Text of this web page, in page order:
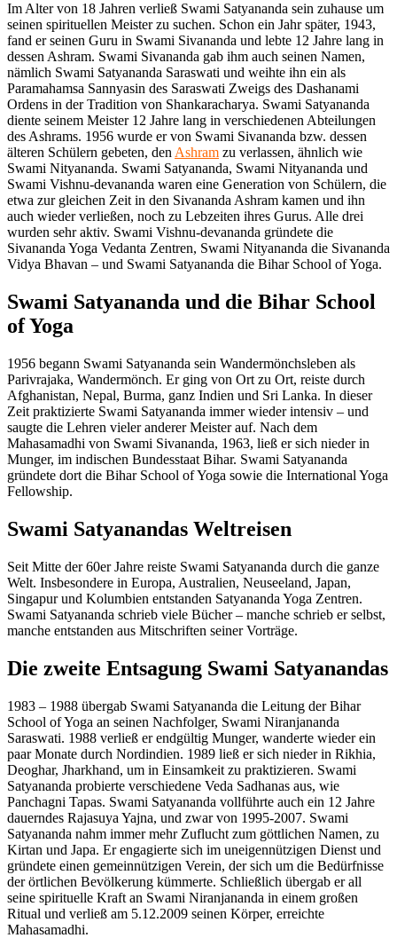
Im Alter von 18 Jahren verließ Swami Satyananda sein zuhause um
seinen spirituellen Meister zu suchen. Schon ein Jahr später, 1943,
fand er seinen Guru in Swami Sivananda und lebte 12 Jahre lang in
dessen Ashram. Swami Sivananda gab ihm auch seinen Namen,
nämlich Swami Satyananda Saraswati und weihte ihn ein als
Paramahamsa Sannyasin des Saraswati Zweigs des Dashanami
Ordens in der Tradition von Shankaracharya. Swami Satyananda
diente seinem Meister 12 Jahre lang in verschiedenen Abteilungen
des Ashrams. 1956 wurde er von Swami Sivananda bzw. dessen
älteren Schülern gebeten, den Ashram zu verlassen, ähnlich wie
Swami Nityananda. Swami Satyananda, Swami Nityananda und
Swami Vishnu-devananda waren eine Generation von Schülern, die
etwa zur gleichen Zeit in den Sivananda Ashram kamen und ihn
auch wieder verließen, noch zu Lebzeiten ihres Gurus. Alle drei
wurden sehr aktiv. Swami Vishnu-devananda gründete die
Sivananda Yoga Vedanta Zentren, Swami Nityananda die Sivananda
Vidya Bhavan – und Swami Satyananda die Bihar School of Yoga.
Swami Satyananda und die Bihar School
of Yoga
1956 begann Swami Satyananda sein Wandermönchsleben als
Parivrajaka, Wandermönch. Er ging von Ort zu Ort, reiste durch
Afghanistan, Nepal, Burma, ganz Indien und Sri Lanka. In dieser
Zeit praktizierte Swami Satyananda immer wieder intensiv – und
saugte die Lehren vieler anderer Meister auf. Nach dem
Mahasamadhi von Swami Sivananda, 1963, ließ er sich nieder in
Munger, im indischen Bundesstaat Bihar. Swami Satyananda
gründete dort die Bihar School of Yoga sowie die International Yoga
Fellowship.
Swami Satyanandas Weltreisen
Seit Mitte der 60er Jahre reiste Swami Satyananda durch die ganze
Welt. Insbesondere in Europa, Australien, Neuseeland, Japan,
Singapur und Kolumbien entstanden Satyananda Yoga Zentren.
Swami Satyananda schrieb viele Bücher – manche schrieb er selbst,
manche entstanden aus Mitschriften seiner Vorträge.
Die zweite Entsagung Swami Satyanandas
1983 – 1988 übergab Swami Satyananda die Leitung der Bihar
School of Yoga an seinen Nachfolger, Swami Niranjananda
Saraswati. 1988 verließ er endgültig Munger, wanderte wieder ein
paar Monate durch Nordindien. 1989 ließ er sich nieder in Rikhia,
Deoghar, Jharkhand, um in Einsamkeit zu praktizieren. Swami
Satyananda probierte verschiedene Veda Sadhanas aus, wie
Panchagni Tapas. Swami Satyananda vollführte auch ein 12 Jahre
dauerndes Rajasuya Yajna, und zwar von 1995-2007. Swami
Satyananda nahm immer mehr Zuflucht zum göttlichen Namen, zu
Kirtan und Japa. Er engagierte sich im uneigennützigen Dienst und
gründete einen gemeinnützigen Verein, der sich um die Bedürfnisse
der örtlichen Bevölkerung kümmerte. Schließlich übergab er all
seine spirituelle Kraft an Swami Niranjananda in einem großen
Ritual und verließ am 5.12.2009 seinen Körper, erreichte
Mahasamadhi.